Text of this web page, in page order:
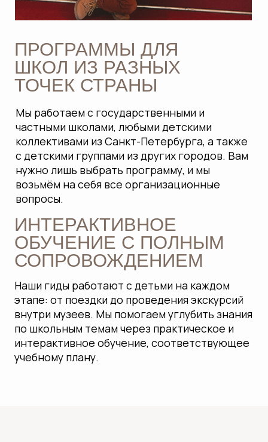
ИНТЕРАКТИВНОЕ
СОПРОВОЖДЕНИЕМ
Наши гиды работают с детьми на каждом
этапе: от поездки до проведения экскурсий
внутри музеев. Мы помогаем углубить знания
интерактивное обучение, соответствующее
учебному плану.